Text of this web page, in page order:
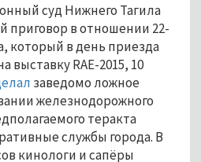
суд Нижнего Тагила
приговор в отношении 22-
который в день приезда
RAE-2015, 10
заведомо ложное
железнодорожного
теракта
службы города. В
кинологи и сапёры